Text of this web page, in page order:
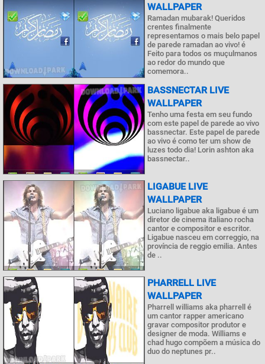
WALLPAPER
Ramadan mubarak! Queridos
crentes finalmente
representamos o mais belo papel
de parede ramadan ao vivo! é
Feito para todos os muçulmanos
ao redor do mundo que
comemora..
BASSNECTAR LIVE
WALLPAPER
Tenho uma festa em seu fundo
com este papel de parede ao vivo
bassnectar. Este papel de parede
ao vivo é como ter um show de
luzes todo dia! Lorin ashton aka
bassnectar..
LIGABUE LIVE
WALLPAPER
Luciano ligabue aka ligabue é um
diretor de cinema italiano rocha
cantor e compositor e escritor.
Ligabue nasceu em correggio, na
província de reggio emilia. Antes
de ..
PHARRELL LIVE
WALLPAPER
Pharrell williams aka pharrell é
um cantor rapper americano
gravar compositor produtor e
designer de moda. Williams e
chad hugo compõem a música do
duo do neptunes pr..